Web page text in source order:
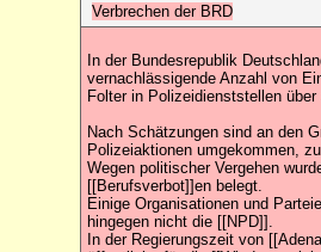
Verbrechen der BRD
In der Bundesrepublik
vernachlässigende Anzahl von
Folter in Polizeidienststellen
Nach Schätzungen sind an den
Polizeiaktionen umgekommen,
Wegen politischer Vergehen
[[Berufsverbot]]en belegt.
Einige Organisationen und
hingegen nicht die [[NPD]].
In der Regierungszeit von